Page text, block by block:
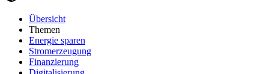
Übersicht
Themen
Energie sparen
Stromerzeugung
Finanzierung